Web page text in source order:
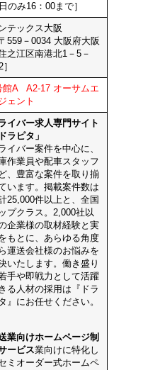
のみ16：00まで］
テックス大阪
〒559－0034 大阪府大阪
之江区南港北1－5－
館A A2-17 オーサムエ
ェント
ライバー求人専門サイト
ラピタ」
イバー案件を中心に、
作業員や配車スタッフ
、豊富な案件を取り揃
います。掲載案件数は
25,000件以上と、全国
ップクラス。2,000社以
企業様の取材経験と実
もとに、あらゆる角度
運送会社様のお悩みを
いたします。働き盛り
手や即戦力として活躍
る人材の採用は『ドラ
』にお任せください。
業向けホームページ制
ービス業向けに特化し
ミオーダー式ホームペ